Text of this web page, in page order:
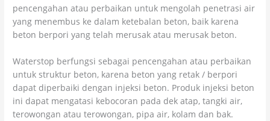
pencengahan atau perbaikan untuk mengolah penetrasi air
yang menembus ke dalam ketebalan beton, baik karena
beton berpori yang telah merusak atau merusak beton.
Waterstop berfungsi sebagai pencengahan atau perbaikan
untuk struktur beton, karena beton yang retak / berpori
dapat diperbaiki dengan injeksi beton. Produk injeksi beton
ini dapat mengatasi kebocoran pada dek atap, tangki air,
terowongan atau terowongan, pipa air, kolam dan bak.